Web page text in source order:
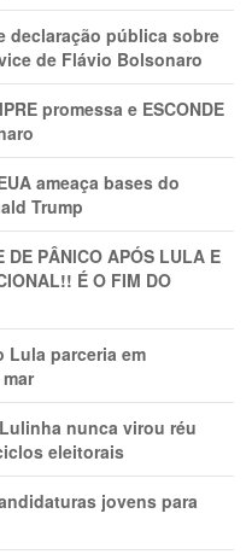
declaração pública sobre
de Flávio Bolsonaro
promessa e ESCONDE
ameaça bases do
Trump
DE PÂNlCO APÓS LULA E
É O FIM DO
Lula parceria em
nunca virou réu
eleitorais
jovens para